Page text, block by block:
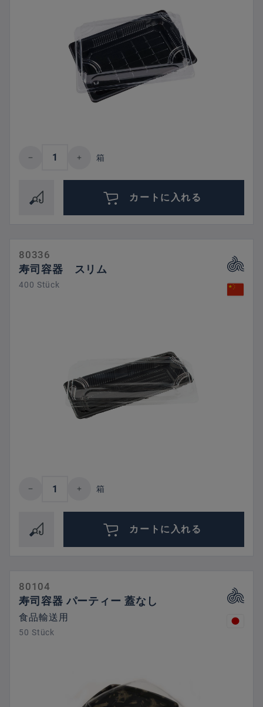
Product Quantity: Enter the desired
箱
カートに入れる
80336
寿司容器 スリム
400 Stück
Product Quantity: Enter the desired
箱
カートに入れる
80104
寿司容器 パーティー 蓋なし
食品輸送用
50 Stück